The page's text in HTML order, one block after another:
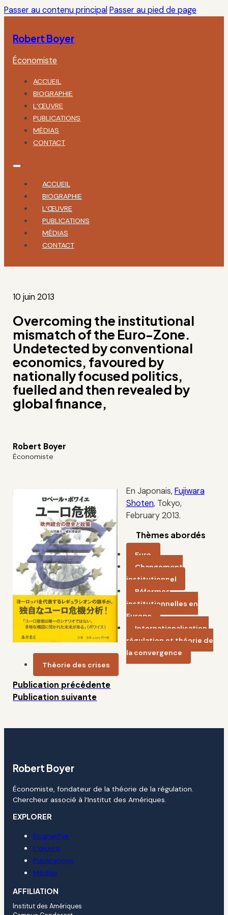
Passer au contenu principal Passer au pied de page
Robert Boyer
Économiste
ACCUEIL
BIOGRAPHIE
L’ŒUVRE
PUBLICATIONS
MÉDIAS
CONTACT
ACCUEIL
BIOGRAPHIE
L’ŒUVRE
PUBLICATIONS
MÉDIAS
CONTACT
10 juin 2013
Overcoming the institutional
mismatch of the Euro-Zone.
Undetected by conventional
economics, favoured by
nationally focused politics,
fuelled and then revealed by
global finance,
Robert Boyer
Économiste
En Japonais,Fujiwara
Shoten, Tokyo,
February 2013.
Thèmes abordés
Euro
Changement
institutionnel
Réformes
institutionnelles en
Europe
Internationalisation,
régulation et théorie de
la convergence
Théorie des crises
Publication précédente
Publication suivante
Robert Boyer
Économiste, fondateur de la théorie de la régulation.
Chercheur associé à l’Institut des Amériques.
EXPLORER
Biographie
L’œuvre
Publications
Médias
AFFILIATION
Institut des Amériques